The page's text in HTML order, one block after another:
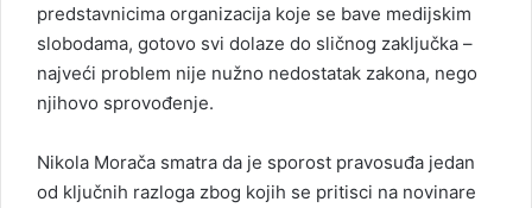
predstavnicima organizacija koje se bave medijskim
slobodama, gotovo svi dolaze do sličnog zaključka –
najveći problem nije nužno nedostatak zakona, nego
njihovo sprovođenje.
Nikola Morača smatra da je sporost pravosuđa jedan
od ključnih razloga zbog kojih se pritisci na novinare